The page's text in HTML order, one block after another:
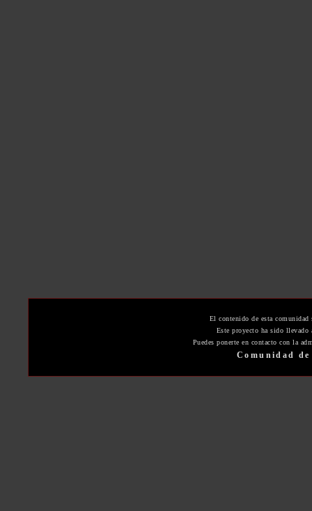
El contenido de esta
Este proyecto ha sido
Puedes ponerte en contacto con la
Comunidad